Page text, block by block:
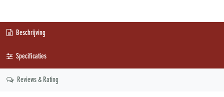
Beschrijving
Specificaties
Reviews & Rating